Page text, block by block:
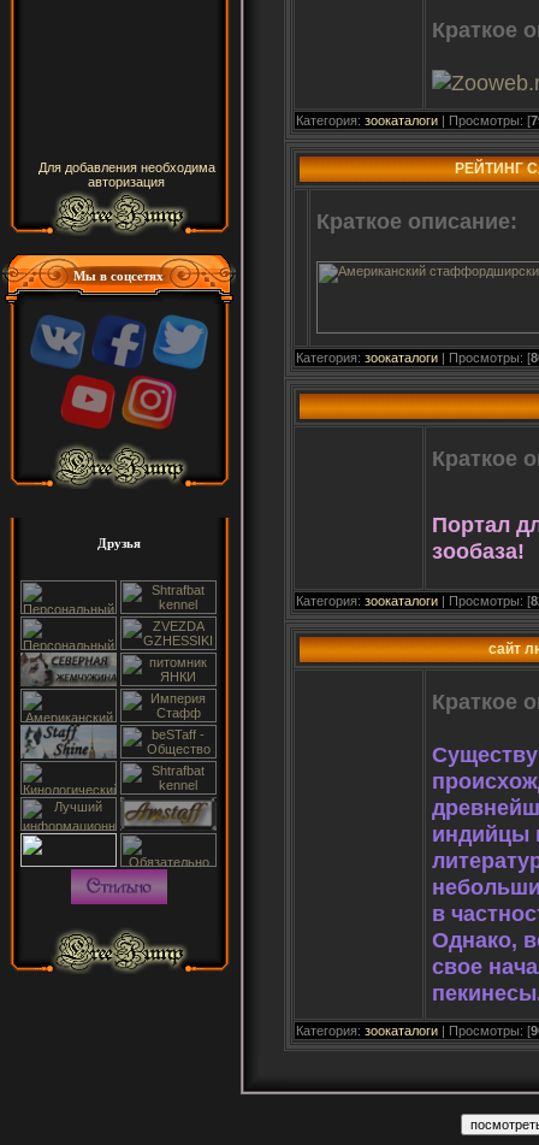
Для добавления необходима
авторизация
Мы в соцсетях
Друзья
Краткое
Категория: зоокаталоги| Просмотры: [
РЕЙТИНГ
Краткое описание:
Категория: зоокаталоги| Просмотры: [
Краткое
Портал
зообаза!
Категория: зоокаталоги| Просмотры: [
сайт
Краткое
индийцы
в
Однако,
свое
Категория: зоокаталоги| Просмотры: [